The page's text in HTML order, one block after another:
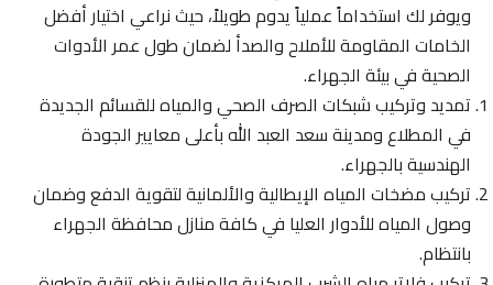
ويوفر لك استخداماً عملياً يدوم طويلاً، حيث نراعي اختيار أفضل
الخامات المقاومة للأملاح والصدأ لضمان طول عمر الأدوات
الصحية في بيئة الجهراء.
تمديد وتركيب شبكات الصرف الصحي والمياه للقسائم الجديدة
في المطلاع ومدينة سعد العبد الله بأعلى معايير الجودة
الهندسية بالجهراء.
تركيب مضخات المياه الإيطالية والألمانية لتقوية الدفع وضمان
وصول المياه للأدوار العليا في كافة منازل محافظة الجهراء
بانتظام.